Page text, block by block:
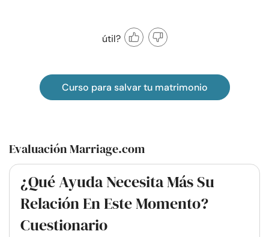
útil?
Curso para salvar tu matrimonio
Evaluación Marriage.com
¿Qué Ayuda Necesita Más Su
Relación En Este Momento?
Cuestionario